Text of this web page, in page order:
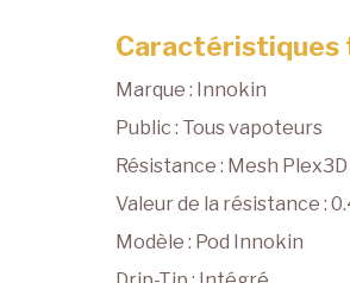
Caractéristiques
Marque : Innokin
Public : Tous vapoteurs
Résistance : Mesh Plex3D
Valeur de la résistance :
Modèle : Pod Innokin